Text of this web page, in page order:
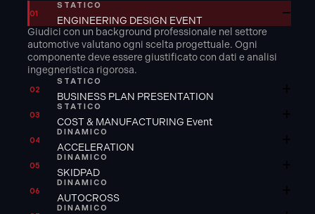
01
STATICO
ENGINEERING DESIGN EVENT
Giudici con un background professionale nel settore
automotivevalutano ogni scelta progettuale. Ogni
componente deve essere giustificato con dati e analisi
ingegneristica rigorosa.
02
STATICO
BUSINESS PLAN PRESENTATION
03
STATICO
COST & MANUFACTURING Event
04
DINAMICO
ACCELERATION
05
DINAMICO
SKIDPAD
06
DINAMICO
AUTOCROSS
DINAMICO